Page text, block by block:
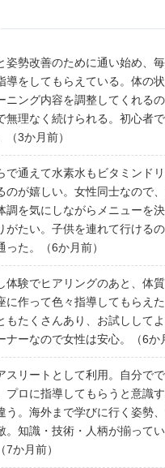
姿勢改善のために通い始め、
導をしてもらえている。体の
ニング内容を調整してくれる
無理なく続けられる。初心者
（3か月前）
で通えて水素水もビタミンド
のが嬉しい。女性同士なので
調を気にしながらメニューを
がたい。子供を連れて行ける
った。（6か月前）
体験でヒアリングのあと、体
に作って色々指導してもらえ
もたくさんあり、お試しして
ナーなので女性は安心。（6か
スリートとして利用。自分で
プロに指導してもらうと意識
う。海外まで学びに行く姿勢
。知識・技術・人柄が揃って
7か月前）